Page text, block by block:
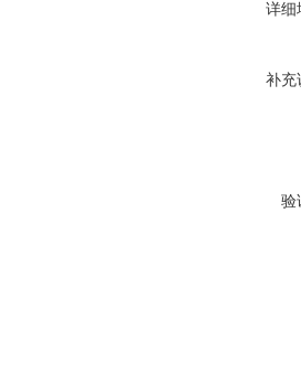
详细
补充
验